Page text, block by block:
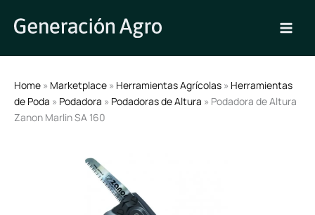
Home » Marketplace » Herramientas Agrícolas » Herramientas
de Poda » Podadora » Podadoras de Altura » Podadora de Altura
Zanon Marlin SA 160